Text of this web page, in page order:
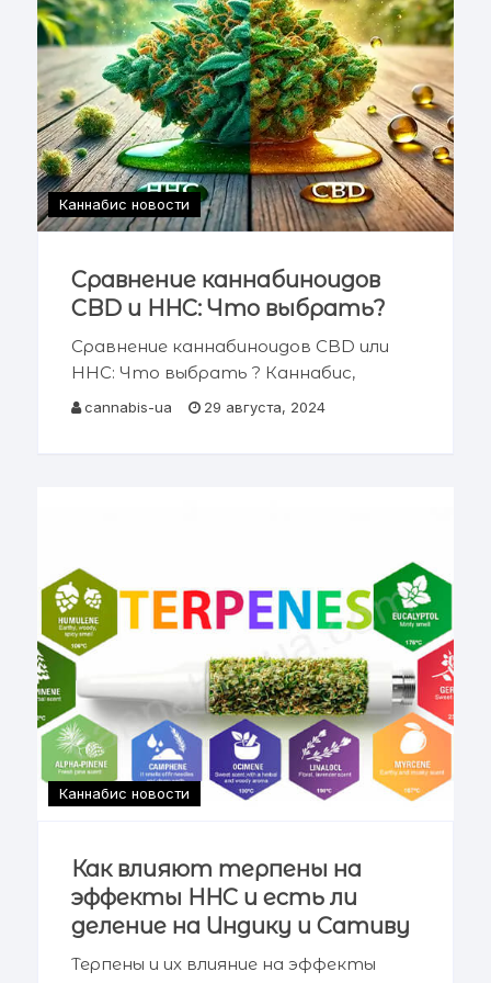
Каннабис новости
Сравнение каннабиноидов
CBD и HHC: Что выбрать?
Сравнение каннабиноидов CBD или
HHC: Что выбрать ? Каннабис,
также известный как марихуана —
cannabis-ua 29 августа, 2024
Каннабис новости
Как влияют терпены на
эффекты HHC и есть ли
деление на Индику и Сативу
Терпены и их влияние на эффекты